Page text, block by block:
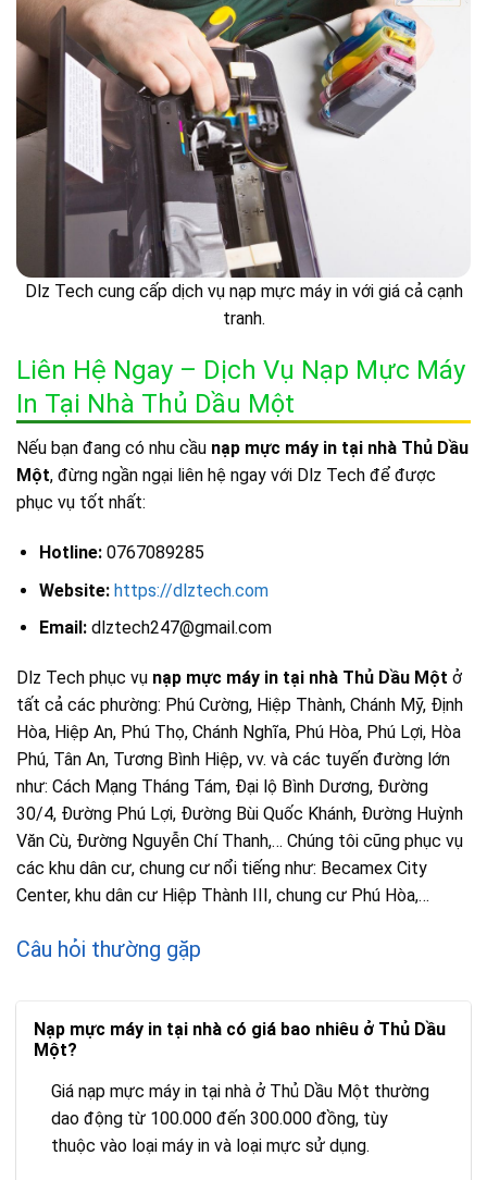
Dlz Tech cung cấp dịch vụ nạp mực máy in với giá cả cạnh
tranh.
Liên Hệ Ngay – Dịch Vụ Nạp Mực Máy
In Tại Nhà Thủ Dầu Một
Nếu bạn đang có nhu cầu nạp mực máy in tại nhà Thủ Dầu
Một, đừng ngần ngại liên hệ ngay với Dlz Tech để được
phục vụ tốt nhất:
Hotline:0767089285
Website: https://dlztech.com
Email:dlztech247@gmail.com
Dlz Tech phục vụ nạp mực máy in tại nhà Thủ Dầu Một ở
tất cả các phường: Phú Cường, Hiệp Thành, Chánh Mỹ, Định
Hòa, Hiệp An, Phú Thọ, Chánh Nghĩa, Phú Hòa, Phú Lợi, Hòa
Phú, Tân An, Tương Bình Hiệp, vv. và các tuyến đường lớn
như: Cách Mạng Tháng Tám, Đại lộ Bình Dương, Đường
30/4, Đường Phú Lợi, Đường Bùi Quốc Khánh, Đường Huỳnh
Văn Cù, Đường Nguyễn Chí Thanh,… Chúng tôi cũng phục vụ
các khu dân cư, chung cư nổi tiếng như: Becamex City
Center, khu dân cư Hiệp Thành III, chung cư Phú Hòa,…
Câu hỏi thường gặp
Nạp mực máy in tại nhà có giá bao nhiêu ở Thủ Dầu
Một?
Giá nạp mực máy in tại nhà ở Thủ Dầu Một thường
dao động từ 100.000 đến 300.000 đồng, tùy
thuộc vào loại máy in và loại mực sử dụng.